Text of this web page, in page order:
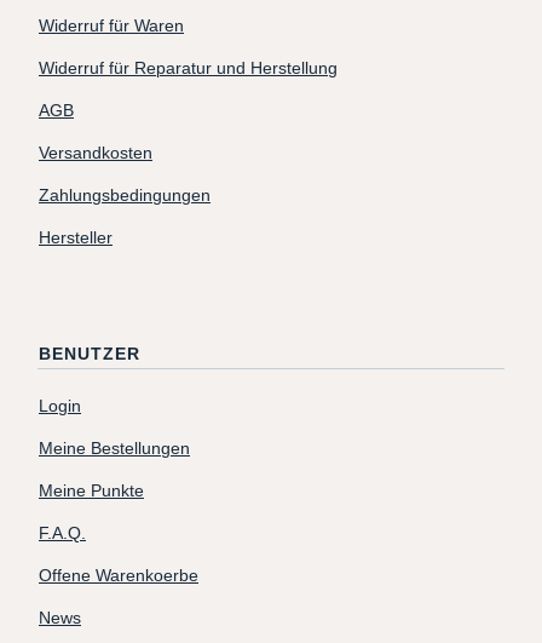
Widerruf für Waren
Widerruf für Reparatur und Herstellung
AGB
Versandkosten
Zahlungsbedingungen
Hersteller
BENUTZER
Login
Meine Bestellungen
Meine Punkte
F.A.Q.
Offene Warenkoerbe
News